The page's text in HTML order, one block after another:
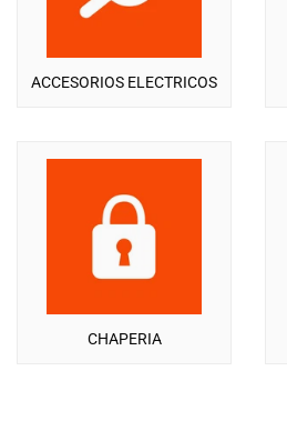
ACCESORIOS ELECTRICOS
CHAPERIA